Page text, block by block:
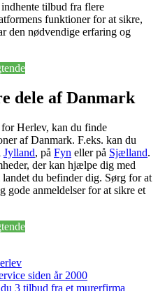
tilbud fra flere
funktioner for at sikre,
den nødvendige erfaring og
dele af Danmark
Herlev, kan du finde
af Danmark. F.eks. kan du
Jylland, på Fyn eller på Sjælland.
der kan hjælpe dig med
du befinder dig. Sørg for at
gode anmeldelser for at sikre et
siden år 2000
3 tilbud fra et murerfirma